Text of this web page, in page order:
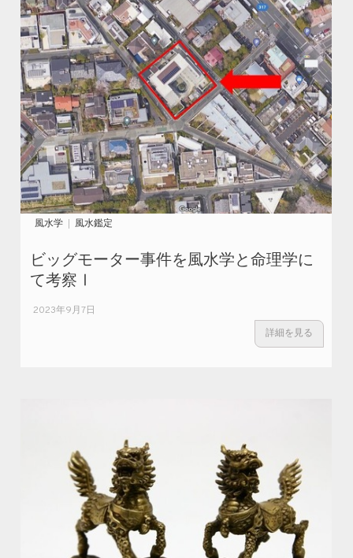
風水学 風水鑑定
ビッグモーター事件を風水学と命理学に
て考察Ⅰ
2023年9月7日
詳細を見る